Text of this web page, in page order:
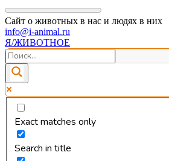
Сайт о животных в нас и людях в них
info@i-animal.ru
Я/ЖИВОТНОЕ
Exact matches only
Search in title